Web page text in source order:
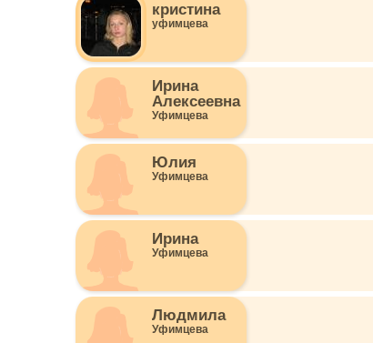
кристина
уфимцева
Ирина
Алексеевна
Уфимцева
Юлия
Уфимцева
Ирина
Уфимцева
Людмила
Уфимцева